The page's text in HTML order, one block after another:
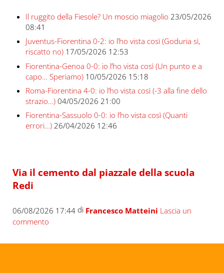
Il ruggito della Fiesole? Un moscio miagolio 23/05/2026
08:41
Juventus-Fiorentina 0-2: io l’ho vista così (Goduria sì,
riscatto no) 17/05/2026 12:53
Fiorentina-Genoa 0-0: io l’ho vista così (Un punto e a
capo… Speriamo) 10/05/2026 15:18
Roma-Fiorentina 4-0: io l’ho vista così (-3 alla fine dello
strazio…) 04/05/2026 21:00
Fiorentina-Sassuolo 0-0: io l’ho vista così (Quanti
errori…) 26/04/2026 12:46
Via il cemento dal piazzale della scuola
Redi
06/08/2026 17:44di Francesco Matteini Lascia un
commento